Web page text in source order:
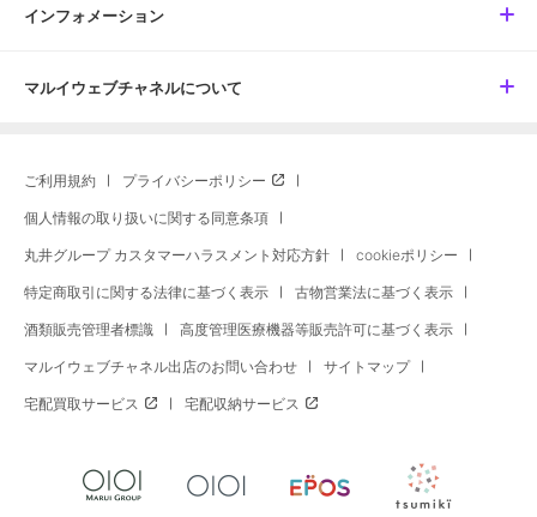
インフォメーション
マルイウェブチャネルについて
ご利用規約 プライバシーポリシー
個人情報の取り扱いに関する同意条項
丸井グループ カスタマーハラスメント対応方針 cookieポリシー
特定商取引に関する法律に基づく表示 古物営業法に基づく表示
酒類販売管理者標識 高度管理医療機器等販売許可に基づく表示
マルイウェブチャネル出店のお問い合わせ サイトマップ
宅配買取サービス 宅配収納サービス